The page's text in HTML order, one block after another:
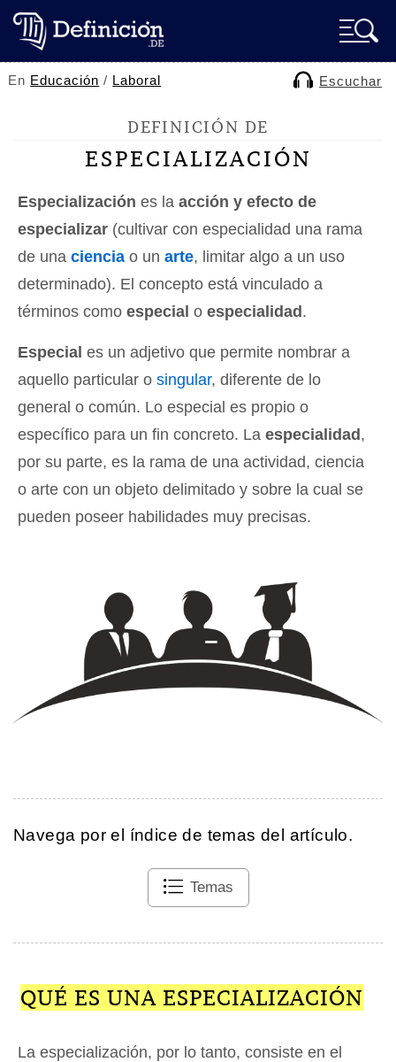
En Educación / Laboral Escuchar
DEFINICIÓN DE
ESPECIALIZACIÓN
Especialización es la acción y efecto de
especializar (cultivar con especialidad una rama
de una ciencia o un arte, limitar algo a un uso
determinado). El concepto está vinculado a
términos como especial o especialidad .
Especial es un adjetivo que permite nombrar a
aquello particular o singular, diferente de lo
general o común. Lo especial es propio o
específico para un fin concreto. La especialidad ,
por su parte, es la rama de una actividad, ciencia
o arte con un objeto delimitado y sobre la cual se
pueden poseer habilidades muy precisas.
Navega por el índice de temas del artículo.
Temas
QUÉ ES UNA ESPECIALIZACIÓN
La especialización, por lo tanto, consiste en el